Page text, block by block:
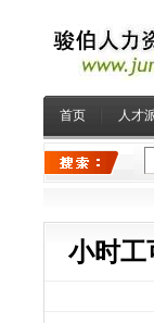
首页 人才
小时工